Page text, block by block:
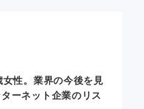
性。業界の今後を見
ーネット企業のリス